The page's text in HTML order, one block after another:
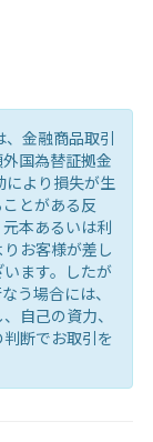
金融商品取引
国為替証拠金
により損失が生
とがある反
本あるいは利
お客様が差し
ます。したが
う場合には、
自己の資力、
断でお取引を